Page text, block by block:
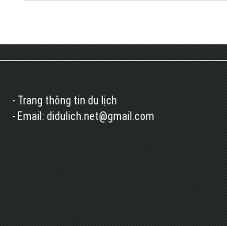
- Trang thông tin du lịch
- Email: didulich.net@gmail.com